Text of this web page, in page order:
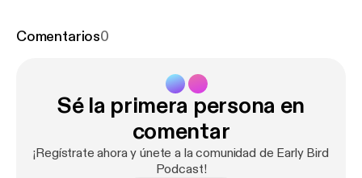
Comentarios0
Sé la primera persona en
comentar
¡Regístrate ahora y únete a la comunidad de Early Bird
Podcast!